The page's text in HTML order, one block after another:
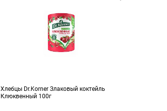
Хлебцы Dr.Korner Злаковый коктейль
Клюквенный 100г